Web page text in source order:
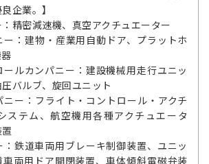
企業。】
精密減速機、真空アクチュエーター
：建物・産業用自動ドア、プラットホ
ルカンパニー：建設機械用走行ユニッ
バルブ、旋回ユニット
ー：フライト・コントロール・アクチ
ステム、航空機用各種アクチュエータ
鉄道車両用ブレーキ制御装置、ユニッ
車両用ドア開閉装置、車体傾斜電磁弁装